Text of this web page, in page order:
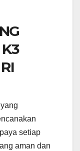
setiap
aman dan